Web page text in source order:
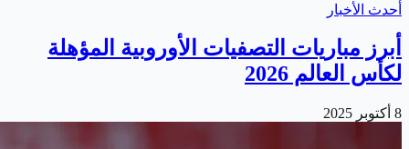
أحدث الأخبار
أبرز مباريات التصفيات الأوروبية المؤهلة
لكأس العالم 2026
8 أكتوبر 2025